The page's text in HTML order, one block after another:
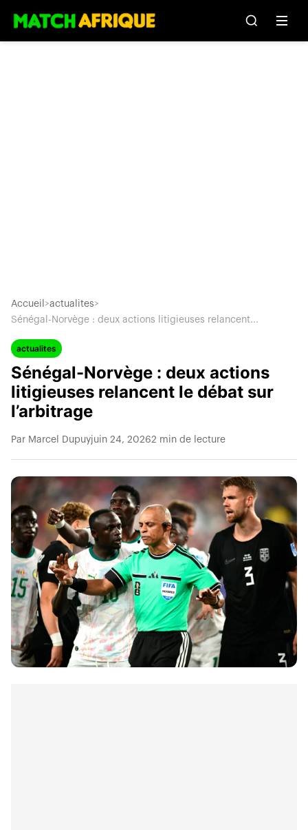
Accueil >actualites>
Sénégal-Norvège : deux actions litigieuses relancent...
actualites
Sénégal-Norvège : deux actions
litigieuses relancent le débat sur
l’arbitrage
Par Marcel Dupuyjuin 24, 20262 min de lecture